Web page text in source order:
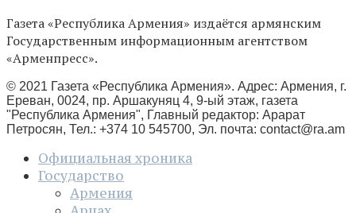
Газета «Республика Армения» издаётся армянским
Государственным информационным агентством
«Арменпресс».
© 2021 Газета «Республика Армения». Адрес: Армения, г.
Ереван, 0024, пр. Аршакуняц 4, 9-ый этаж, газета
"Республика Армения", Главный редактор: Арарат
Петросян, Тел.: +374 10 545700, Эл. почта: contact@ra.am
Официальная хроника
Государство
Армения